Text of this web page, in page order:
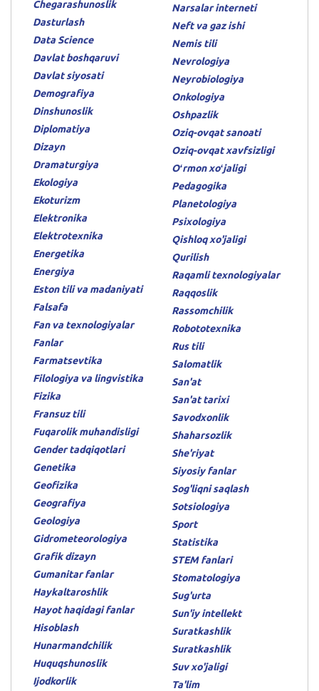
Chegarashunoslik
Dasturlash
Data Science
Davlat boshqaruvi
Davlat siyosati
Demografiya
Dinshunoslik
Diplomatiya
Dizayn
Dramaturgiya
Ekologiya
Ekoturizm
Elektronika
Elektrotexnika
Energetika
Energiya
Eston tili va madaniyati
Falsafa
Fan va texnologiyalar
Fanlar
Farmatsevtika
Filologiya va lingvistika
Fizika
Fransuz tili
Fuqarolik muhandisligi
Gender tadqiqotlari
Genetika
Geofizika
Geografiya
Geologiya
Gidrometeorologiya
Grafik dizayn
Gumanitar fanlar
Haykaltaroshlik
Hayot haqidagi fanlar
Hisoblash
Hunarmandchilik
Huquqshunoslik
Ijodkorlik
Narsalar interneti
Neft va gaz ishi
Nemis tili
Nevrologiya
Neyrobiologiya
Onkologiya
Oshpazlik
Oziq-ovqat sanoati
Oziq-ovqat xavfsizligi
Oʻrmon xoʻjaligi
Pedagogika
Planetologiya
Psixologiya
Qishloq xo'jaligi
Qurilish
Raqamli texnologiyalar
Raqqoslik
Rassomchilik
Robototexnika
Rus tili
Salomatlik
San'at
San'at tarixi
Savodxonlik
Shaharsozlik
She'riyat
Siyosiy fanlar
Sog'liqni saqlash
Sotsiologiya
Sport
Statistika
STEM fanlari
Stomatologiya
Sug'urta
Sun'iy intellekt
Suratkashlik
Suratkashlik
Suv xo'jaligi
Ta'lim